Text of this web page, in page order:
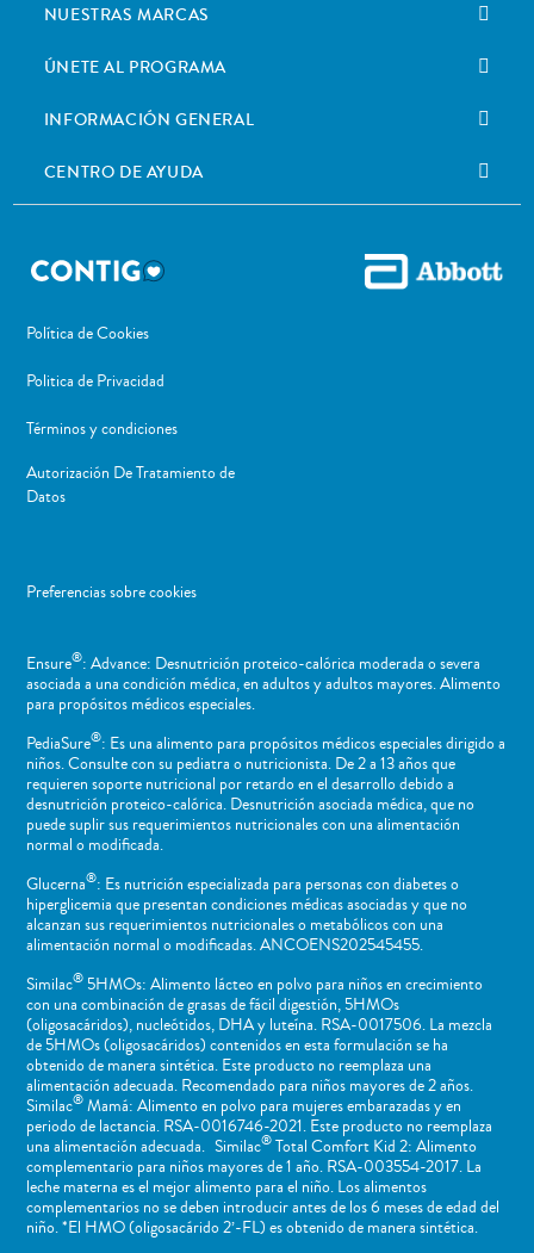
NUESTRAS MARCAS
ÚNETE AL PROGRAMA
INFORMACIÓN GENERAL
CENTRO DE AYUDA
Política de Cookies
Politica de Privacidad
Términos y condiciones
Autorización De Tratamiento de
Datos
Preferencias sobre cookies
Ensure®: Advance: Desnutrición proteico-calórica moderada o severa
asociada a una condición médica, en adultos y adultos mayores. Alimento
para propósitos médicos especiales.
PediaSure®: Es una alimento para propósitos médicos especiales dirigido a
niños​. Consulte con su pediatra o nutricionista. De 2 a 13 años que
requieren soporte nutricional por retardo en el desarrollo debido a
desnutrición proteico-calórica. Desnutrición asociada médica, que no
puede suplir sus requerimientos nutricionales con una alimentación
normal o ​modificada.
Glucerna®: Es nutrición especializada para personas con diabetes o
hiperglicemia que presentan condiciones médicas asociadas y que no
alcanzan sus requerimientos nutricionales o metabólicos con una
alimentación normal o modificadas. ANCOENS202545455.
Similac®5HMOs: Alimento lácteo en polvo para niños en crecimiento
con una combinación de grasas de fácil digestión, 5HMOs
(oligosacáridos), nucleótidos, DHA y luteína. RSA-0017506. La mezcla
de 5HMOs (oligosacáridos) contenidos en esta formulación se ha
obtenido de manera sintética. Este producto no reemplaza una
alimentación adecuada. Recomendado para niños mayores de 2 años.
Similac®Mamá: Alimento en polvo para mujeres embarazadas y en
periodo de lactancia. RSA-0016746-2021. Este producto no reemplaza
una alimentación adecuada. Similac®Total Comfort Kid 2: Alimento
complementario para niños mayores de 1 año. RSA-003554-2017. La
leche materna es el mejor alimento para el niño. Los alimentos
complementarios no se deben introducir antes de los 6 meses de edad del
niño. *El HMO (oligosacárido 2’-FL) es obtenido de manera sintética.